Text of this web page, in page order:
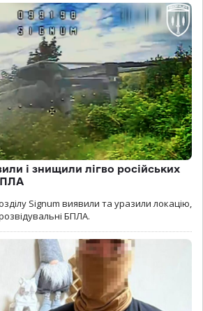
і знищили лігво російських
Signum виявили та уразили локацію,
БПЛА.